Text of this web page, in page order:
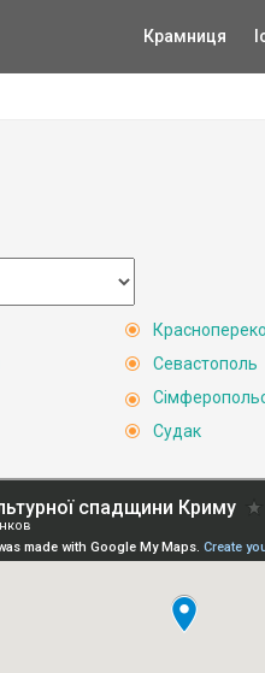
Крамниця
Севастополь
Судак